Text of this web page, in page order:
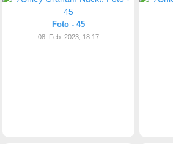
Foto - 45
08. Feb. 2023, 18:17